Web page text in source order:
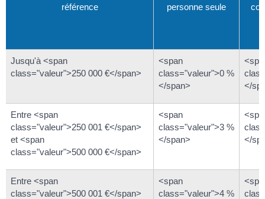
référence
personne seule
Jusqu'à <span
class="valeur">250 000 €</span>
<span
class="valeur">0 %
</span>
</
Entre <span
class="valeur">250 001 €</span>
et <span
class="valeur">500 000 €</span>
<span
class="valeur">3 %
</span>
</
Entre <span
class="valeur">500 001 €</span>
<span
class="valeur">4 %